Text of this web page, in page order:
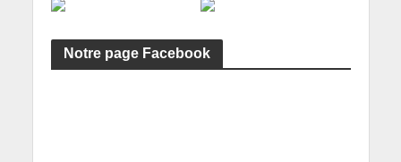
Notre page Facebook